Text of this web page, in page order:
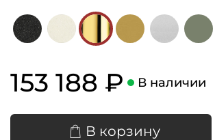
153 188 ₽ В наличии
В корзину